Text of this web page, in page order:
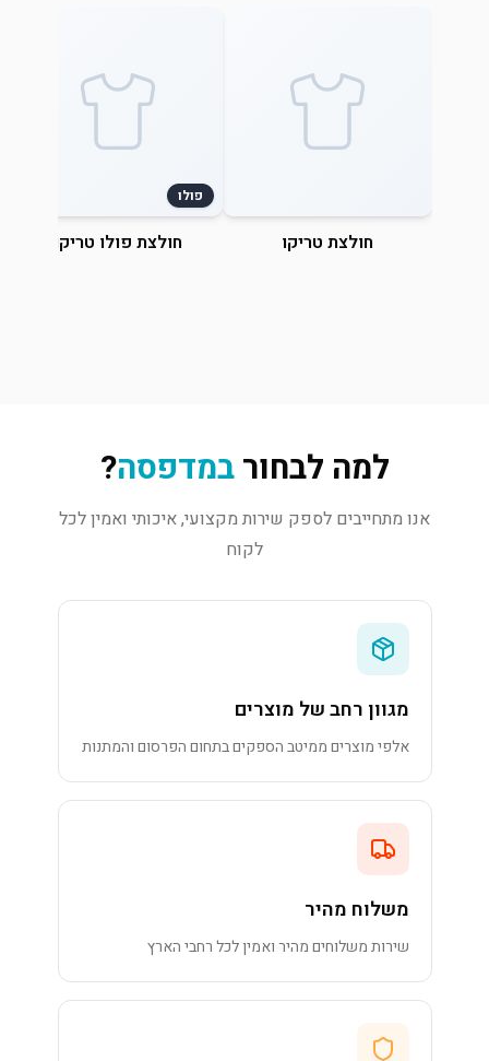
חולצת טריקו
פולו
חולצת פולו טריקו
למה לבחורבמדפסה?
אנו מתחייבים לספק שירות מקצועי, איכותי ואמין לכל
לקוח
מגוון רחב של מוצרים
אלפי מוצרים ממיטב הספקים בתחום הפרסום והמתנות
משלוח מהיר
שירות משלוחים מהיר ואמין לכל רחבי הארץ